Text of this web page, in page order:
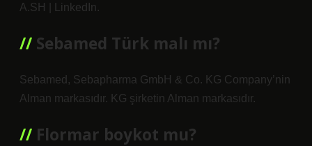
A.SH | LinkedIn.
Sebamed Türk malı mı?
Sebamed, Sebapharma GmbH & Co. KG Company’nin
Alman markasıdır. KG şirketin Alman markasıdır.
Flormar boykot mu?